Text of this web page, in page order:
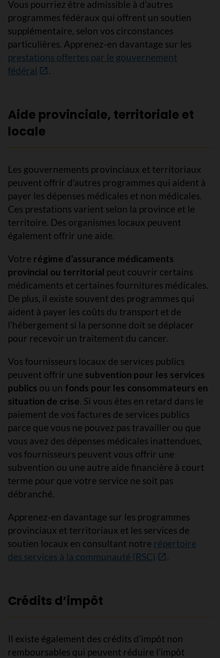
Vous pourriez être admissible à d’autres
programmes fédéraux qui offrent un soutien
supplémentaire, selon vos circonstances
particulières. Apprenez-en davantage sur les
prestations offertes par le gouvernement
fédéral
.
Aide provinciale, territoriale et
locale
Les gouvernements provinciaux et territoriaux
peuvent offrir d’autres programmes qui aident à
payer les dépenses médicales et non médicales.
Ces prestations varient selon la province et le
territoire. Des organismes locaux peuvent
également offrir une aide.
Votre régime d’assurance médicaments
provincial ou territorial peut couvrir certains
médicaments et certaines fournitures médicales.
De plus, il existe souvent des programmes qui
aident à payer les coûts du transport et de
l’hébergement si la personne doit se déplacer
pour recevoir un traitement du cancer.
Vos fournisseurs locaux de services publics
peuvent offrir une subvention pour les services
publics ou un fonds pour les consommateurs en
situation de crise. Si vous êtes en retard dans le
paiement de vos factures de services publics
parce que vous ne pouvez pas travailler ou que
vous avez des dépenses médicales inattendues,
vos fournisseurs peuvent vous offrir une
subvention ou une autre aide financière à court
terme pour que votre service ne soit pas
débranché.
Apprenez-en davantage sur les programmes
provinciaux et territoriaux et les services de
soutien locaux en consultant notre répertoire
des services à la communauté (RSC)
.
Crédits d’impôt
Il existe également des crédits d’impôt non
remboursables qui peuvent réduire l’impôt